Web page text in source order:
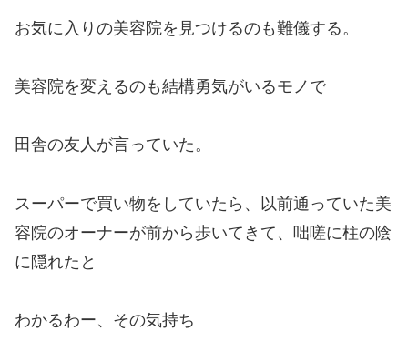
お気に入りの美容院を見つけるのも難儀する。
美容院を変えるのも結構勇気がいるモノで
田舎の友人が言っていた。
スーパーで買い物をしていたら、以前通っていた美
容院のオーナーが前から歩いてきて、咄嗟に柱の陰
に隠れたと
わかるわー、その気持ち